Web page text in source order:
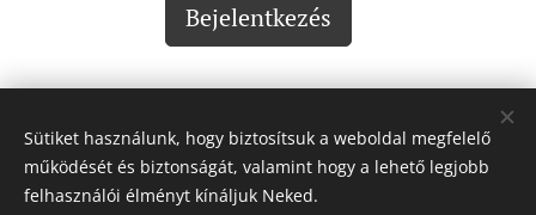
Bejelentkezés
Impresszum:
Sütiket használunk, hogy biztosítsuk a weboldal megfelelő
működését és biztonságát, valamint hogy a lehető legjobb
felhasználói élményt kínáljuk Neked.